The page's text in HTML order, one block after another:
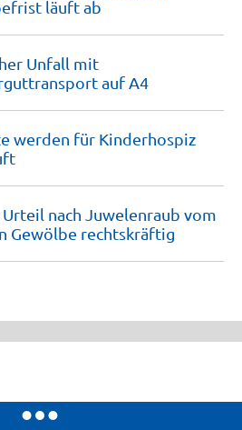
läuftab
Unfall mit
auf A4
werden für Kinderhospiz
Urteil nach Juwelenraub vom
Gewölbe rechtskräftig